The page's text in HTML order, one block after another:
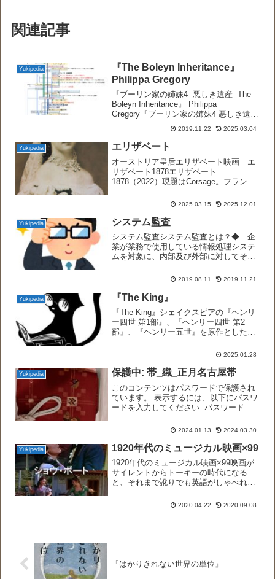
関連記事
Yukipedia
『The Boleyn Inheritance』
Philippa Gregory
『ブーリン家の姉妹4 悪しき遺産 The
Boleyn Inheritance』 Philippa
Gregory『ブーリン家の姉妹4 悪しき遺産
The Boleyn Inheritance』 2006（集英社
文庫 加藤洋子訳）上巻、下...
2019.11.22 2025.03.04
Yukipedia エリザベート
オーストリア皇后エリザベート映画 エ
リザベート1878エリザベート
1878（2022）現題はCorsage。フランス
指す。装飾のために身頃に付けられる花
2025.03.15 2025.12.01
Yukipedia システム監査
システム監査システム監査とは？◆ 企
業が業務で使用している情報処理システ
ムを対象に、内部及び外部に対してその
営活動に役立っているかを監査するこ
は上場企業であっても義務化...
2019.08.11 2019.11.21
Yukipedia 『The King』
『The King』シェイクスピアの『ヘンリ
ー四世 第1部』、『ヘンリー四世 第2
部』、『ヘンリー五世』を原作とした米
【Lord Chamberlain】侍従長。収入役あ
2025.01.28
Yukipedia 保護中: 帯_織_正月名古屋帯
このコンテンツはパスワードで保護され
ています。 表示するには、以下にパスワ
ードを入力してください: パスワード: 数
2024.01.13 2024.03.30
Yukipedia 1920年代のミュージカル映画×99
1920年代のミュージカル映画×99映画が
サイレントからトーキーの時代になる
と、それまで訛りでも英語がしゃべれな
た。また、音楽（音）とダンス（映像）
2020.04.22 2020.09.08
『はかりきれない世界の単位』